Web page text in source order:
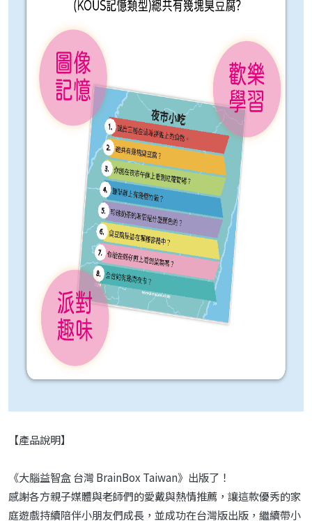
【產品說明】
《大腦益智盒 台灣 BrainBox Taiwan》出版了！
感謝各方親子媒體與老師們的愛戴與熱情推薦，讓這款優秀的家
庭遊戲持續陪伴小朋友們成長，並成功在台灣版出版，繼續帶小